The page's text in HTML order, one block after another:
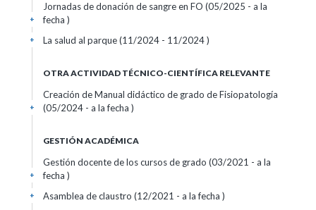
Jornadas de donación de sangre en FO (05/2025 - a la
fecha )
+
La salud al parque (11/2024 - 11/2024 )
+
OTRA ACTIVIDAD TÉCNICO-CIENTÍFICA RELEVANTE
Creación de Manual didáctico de grado de Fisiopatología
(05/2024 - a la fecha )
+
GESTIÓN ACADÉMICA
Gestión docente de los cursos de grado (03/2021 - a la
fecha )
+
Asamblea de claustro (12/2021 - a la fecha )
+